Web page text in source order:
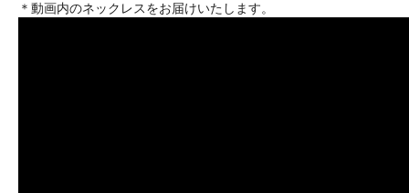
＊動画内のネックレスをお届けいたします。